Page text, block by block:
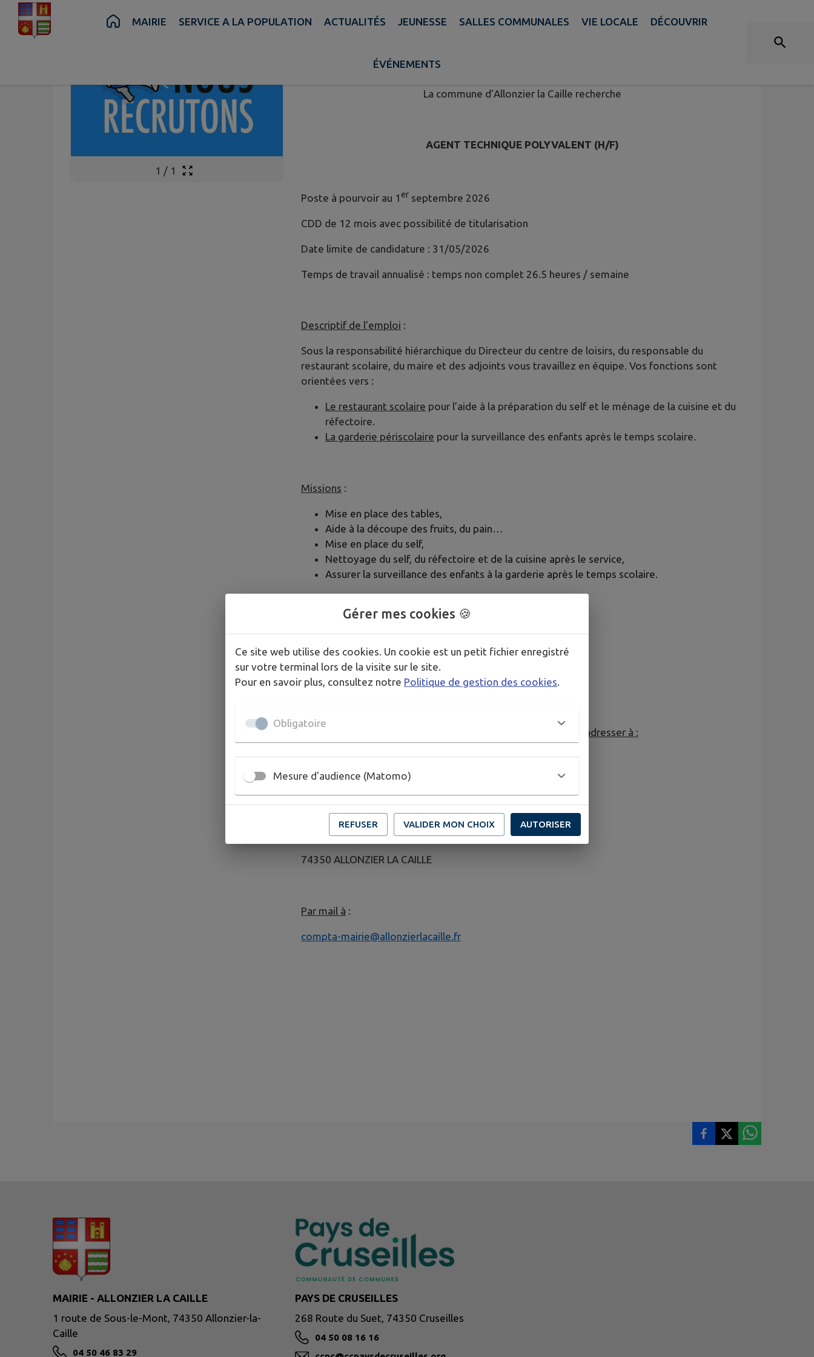
Contenu Recherche Pied de page
MAIRIE SERVICE A LA POPULATION ACTUALITÉS JEUNESSE SALLES COMMUNALES VIE LOCALE DÉCOUVRIR
ÉVÉNEMENTS
1 / 1
Publié le mardi 10 février 2026 - Allonzier la Caille
La commune d’Allonzier la Caille recherche
AGENT TECHNIQUE POLYVALENT (H/F)
Poste à pourvoir au 1er septembre 2026
CDD de 12 mois avec possibilité de titularisation
Date limite de candidature : 31/05/2026
Temps de travail annualisé : temps non complet 26.5 heures / semaine
Descriptif de l’emploi :
Sous la responsabilité hiérarchique du Directeur du centre de loisirs, du responsable du
restaurant scolaire, du maire et des adjoints vous travaillez en équipe. Vos fonctions sont
orientées vers :
Le restaurant scolaire pour l’aide à la préparation du self et le ménage de la cuisine et du
réfectoire.
La garderie périscolaire pour la surveillance des enfants après le temps scolaire.
Missions :
Mise en place des tables,
Aide à la découpe des fruits, du pain…
Mise en place du self,
Nettoyage du self, du réfectoire et de la cuisine après le service,
Assurer la surveillance des enfants à la garderie après le temps scolaire.
Connaissance des règles HACCP
Savoir travailler en équipe
Discrétion
Candidature (lettre manuscrite +CV) à adresser à :
Par courrier à :
Mairie
1 route de Sous le Mont
74350 ALLONZIER LA CAILLE
Par mail à :
compta-mairie@allonzierlacaille.fr
MAIRIE - ALLONZIER LA CAILLE
1 route de Sous-le-Mont, 74350 Allonzier-la-
Caille
04 50 46 83 29
PAYS DE CRUSEILLES
268 Route du Suet, 74350 Cruseilles
04 50 08 16 16
Gérer mes cookies 🍪
Ce site web utilise des cookies. Un cookie est un petit fichier enregistré
sur votre terminal lors de la visite sur le site.
Pour en savoir plus, consultez notre Politique de gestion des cookies
Obligatoire
Mesure d'audience (Matomo)
REFUSER VALIDER MON CHOIX AUTORISER